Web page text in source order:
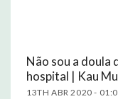
Não sou a doula
hospital | Kau
13TH ABR 2020 -